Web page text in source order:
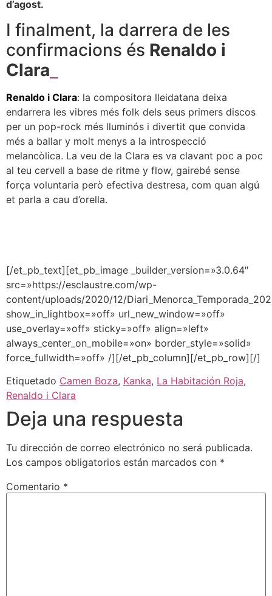
d’agost.
I finalment, la darrera de les
confirmacions és Renaldo i
Clara
Renaldo i Clara: la compositora lleidatana deixa
endarrera les vibres més folk dels seus primers discos
per un pop-rock més lluminós i divertit que convida
més a ballar y molt menys a la introspecció
melancòlica. La veu de la Clara es va clavant poc a poc
al teu cervell a base de ritme y flow, gairebé sense
força voluntaria però efectiva destresa, com quan algú
et parla a cau d’orella.
[/et_pb_text][et_pb_image _builder_version=»3.0.64″
src=»https://esclaustre.com/wp-
content/uploads/2020/12/
show_in_lightbox=»off» url_new_window=»off»
use_overlay=»off» sticky=»off» align=»left»
always_center_on_mobile=»on» border_style=»solid»
force_fullwidth=»off» /][/et_pb_column][/et_pb_row][/]
Etiquetado Camen Boza, Kanka, La Habitación Roja,
Renaldo i Clara
Deja una respuesta
Tu dirección de correo electrónico no será publicada.
Los campos obligatorios están marcados con *
Comentario *